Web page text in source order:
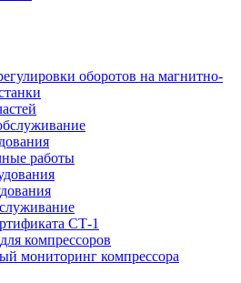
оборотов на магнитно-
работы
СТ-1
компрессоров
мониторинг компрессора